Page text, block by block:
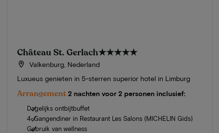
Château St. Gerlach★★★★★
Valkenburg, Nederland
Luxueus genieten in 5-sterren superior hotel in Limburg
Arrangement 2 nachten voor 2 personen inclusief:
Dagelijks ontbijtbuffet
4-Gangendiner in Restaurant Les Salons (MICHELIN Gids)
Gebruik van wellness